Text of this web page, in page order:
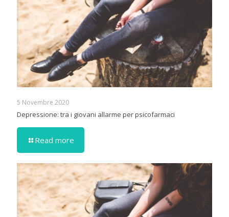
5 Novembre 2020
Depressione: tra i giovani allarme per psicofarmaci
Read more